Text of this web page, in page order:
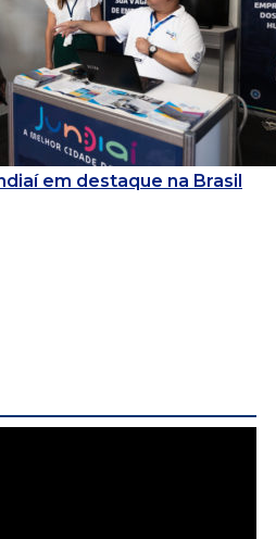
em destaque na Brasil